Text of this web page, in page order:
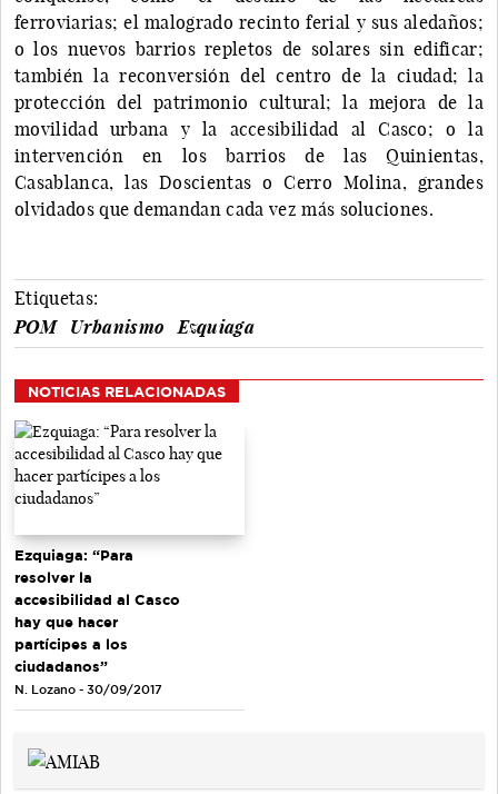
ferroviarias; el malogrado recinto ferial y sus aledaños;
o los nuevos barrios repletos de solares sin edificar;
también la reconversión del centro de la ciudad; la
protección del patrimonio cultural; la mejora de la
movilidad urbana y la accesibilidad al Casco; o la
intervención en los barrios de las Quinientas,
Casablanca, las Doscientas o Cerro Molina, grandes
olvidados que demandan cada vez más soluciones.
Etiquetas:
POM
Urbanismo Ezquiaga
NOTICIAS RELACIONADAS
Ezquiaga: “Para
resolver la
accesibilidad al Casco
hay que hacer
partícipes a los
ciudadanos”
N. Lozano - 30/09/2017